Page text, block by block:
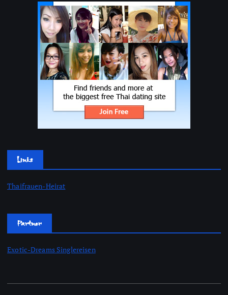
Links
Thaifrauen-Heirat
Partner
Exotic-Dreams Singlereisen